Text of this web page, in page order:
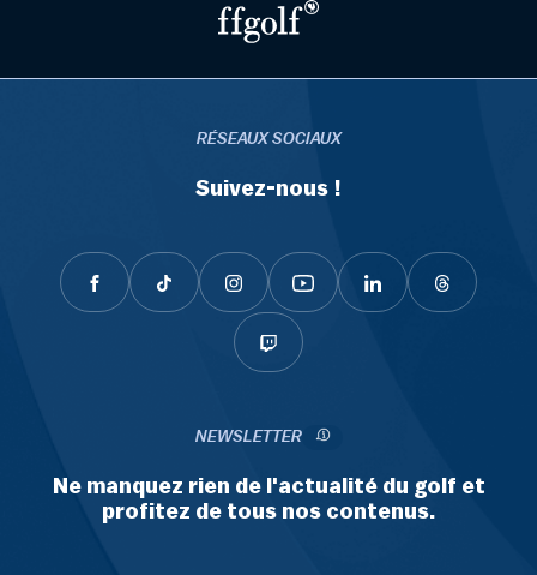
RÉSEAUX SOCIAUX
Suivez-nous !
NEWSLETTER
Ne manquez rien de l'actualité du golf et
profitez de tous nos contenus.